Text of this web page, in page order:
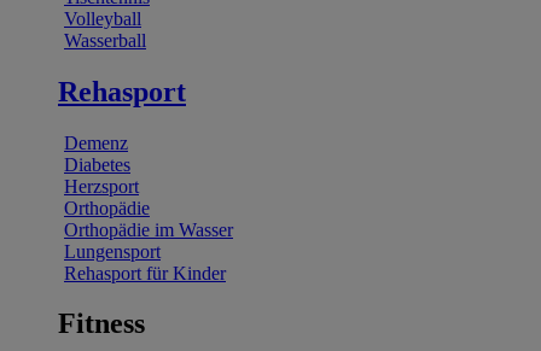
Volleyball
Wasserball
Rehasport
Demenz
Diabetes
Herzsport
Orthopädie
Orthopädie im Wasser
Lungensport
Rehasport für Kinder
Fitness